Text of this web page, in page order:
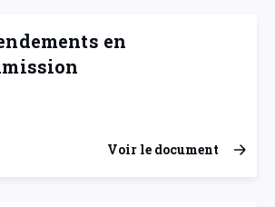
en
Voir le document